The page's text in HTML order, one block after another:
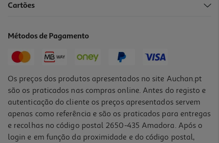
Cartões
Métodos de Pagamento
Os preços dos produtos apresentados no site Auchan.pt
são os praticados nas compras online. Antes do registo e
autenticação do cliente os preços apresentados servem
apenas como referência e são os praticados para entregas
e recolhas no código postal 2650-435 Amadora. Após o
login e em função da proximidade e do código postal,